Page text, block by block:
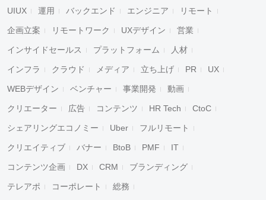
UIUX 運用 バックエンド エンジニア リモート
企画立案 リモートワーク UXデザイン 営業
インサイドセールス プラットフォーム 人材
インフラ クラウド メディア 立ち上げ PR UX
WEBデザイン ベンチャー 事業開発 動画
クリエーター 広告 コンテンツ HR Tech CtoC
シェアリングエコノミー Uber フルリモート
クリエイティブ バナー BtoB PMF IT
コンテンツ企画 DX CRM ブランディング
テレアポ コーポレート 総務